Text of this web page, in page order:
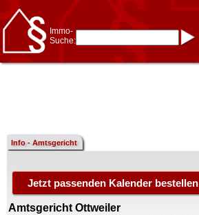
Immo-
Suche:
z.B.:15 Frankfurt
Frankfurt/Oder
und6 Frankfurtfür Frankfurt
Immobiliensuche
nach Kreis
nach Amtsgericht
Info - Amtsgericht
Amtsgericht Ottweiler